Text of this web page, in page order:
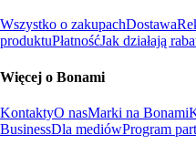
Wszystko o zakupachDostawa
produktuPłatnośćJak działają
Więcej o Bonami
KontaktyO nasMarki na Bonami
BusinessDla mediówProgram